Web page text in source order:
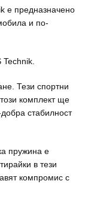
е предназначено
и по-
Тези спортни
комплект ще
стабилност
пружина е
в тези
компромис с